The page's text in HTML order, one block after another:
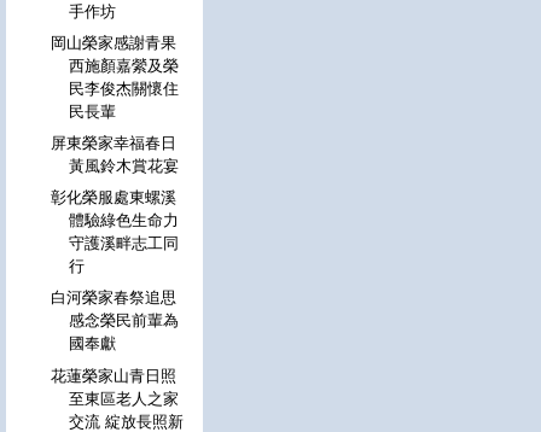
手作坊
岡山榮家感謝青果
西施顏嘉縈及榮
民李俊杰關懷住
民長輩
屏東榮家幸福春日
黃風鈴木賞花宴
彰化榮服處東螺溪
體驗綠色生命力
守護溪畔志工同
行
白河榮家春祭追思
感念榮民前輩為
國奉獻
花蓮榮家山青日照
至東區老人之家
交流 綻放長照新